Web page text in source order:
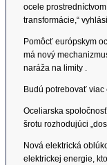
ocele
transformácie,“
Pomôcť európskym
má nový
naráža na limity .
Budú potrebovať viac
Oceliarska
šrotu rozhodujúci
Nová elektrická
elektrickej energie,